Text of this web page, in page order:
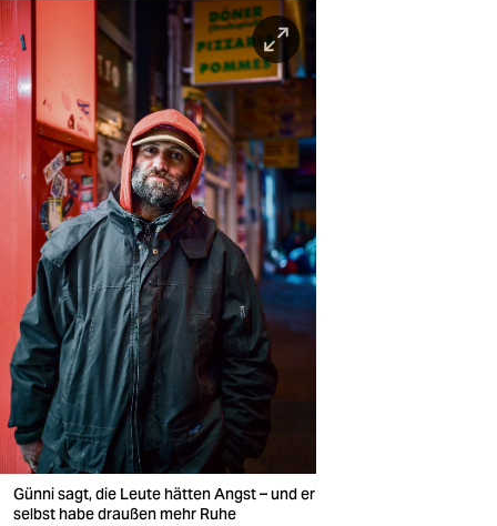
Günni sagt, die Leute hätten Angst – und er
selbst habe draußen mehr Ruhe